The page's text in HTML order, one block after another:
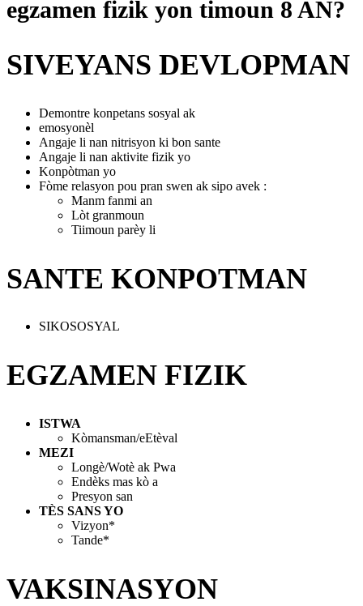
egzamen fizik yon timoun 8 AN?
SIVEYANS DEVLOPMAN
Demontre konpetans sosyal ak
emosyonèl
Angaje li nan nitrisyon ki bon sante
Angaje li nan aktivite fizik yo
Konpòtman yo
Fòme relasyon pou pran swen ak sipo avek :
Manm fanmi an
Lòt granmoun
Tiimoun parèy li
SANTE KONPOTMAN
SIKOSOSYAL
EGZAMEN FIZIK
ISTWA
Kòmansman/eEtèval
MEZI
Longè/Wotè ak Pwa
Endèks mas kò a
Presyon san
TЀS SANS YO
Vizyon*
Tande*
VAKSINASYON